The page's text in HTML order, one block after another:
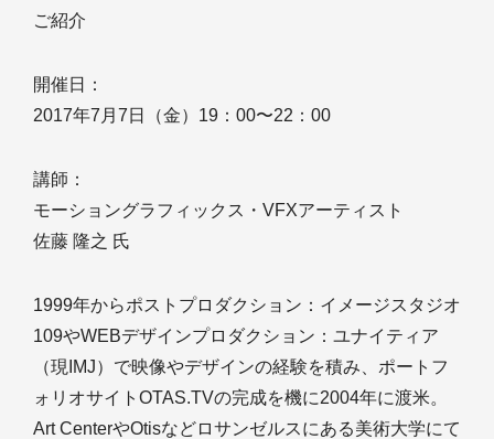
ご紹介
開催日：
2017年7月7日（金）19：00〜22：00
講師：
モーショングラフィックス・VFXアーティスト
佐藤 隆之 氏
1999年からポストプロダクション：イメージスタジオ
109やWEBデザインプロダクション：ユナイティア
（現IMJ）で映像やデザインの経験を積み、ポートフ
ォリオサイトOTAS.TVの完成を機に2004年に渡米。
Art CenterやOtisなどロサンゼルスにある美術大学にて